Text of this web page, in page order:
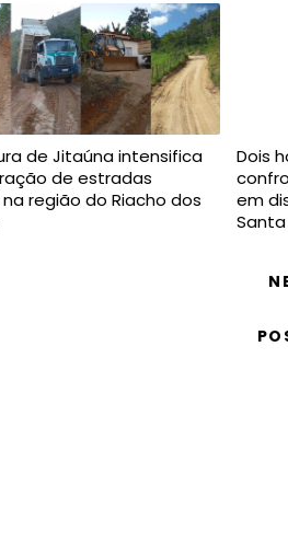
de Jitaúna intensifica
de estradas
região do Riacho dos
Dois
em